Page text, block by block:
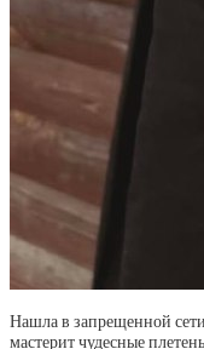
Нашла в запрещенной сети
мастерит чудесные